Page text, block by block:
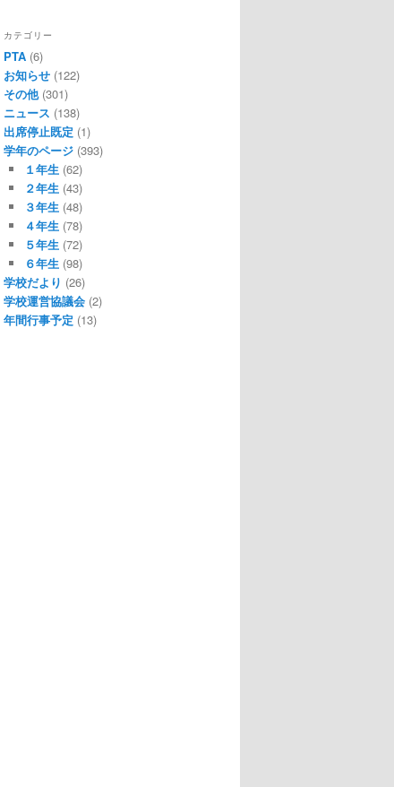
カテゴリー
PTA (6)
お知らせ (122)
その他(301)
ニュース (138)
出席停止既定 (1)
学年のページ (393)
１年生(62)
２年生(43)
３年生(48)
４年生(78)
５年生(72)
６年生(98)
学校だより (26)
学校運営協議会 (2)
年間行事予定 (13)